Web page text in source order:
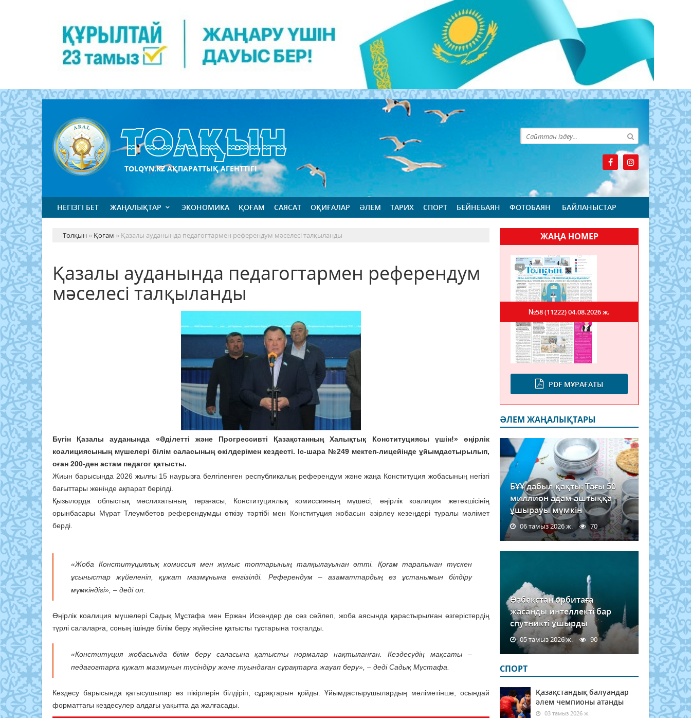
TOLQYN.KZ АҚПАРАТТЫҚ АГЕНТТІГІ
НЕГІЗГІ БЕТ ЖАҢАЛЫҚТАР ЭКОНОМИКА ҚОҒАМ САЯСАТ ОҚИҒАЛАР ӘЛЕМ ТАРИХ СПОРТ БЕЙНЕБАЯН ФОТОБАЯН БАЙЛАНЫСТАР
Толқын » Қоғам » Қазалы ауданында педагогтармен референдум мәселесі талқыланды
Қазалы ауданында педагогтармен референдум
мәселесі талқыланды
Бүгін Қазалы ауданында «Әділетті және Прогрессивті Қазақстанның Халықтық Конституциясы үшін!» өңірлік
коалициясының мүшелері білім саласының өкілдерімен кездесті. Іс-шара №249 мектеп-лицейінде ұйымдастырылып,
оған 200-ден астам педагог қатысты.
Жиын барысында 2026 жылғы 15 наурызға белгіленген республикалық референдум және жаңа Конституция жобасының негізгі
бағыттары жөнінде ақпарат берілді.
Қызылорда облыстық мәслихатының төрағасы, Конституциялық комиссияның мүшесі, өңірлік коалиция жетекшісінің
орынбасары Мұрат Тлеумбетов референдумды өткізу тәртібі мен Конституция жобасын әзірлеу кезеңдері туралы мәлімет
берді.
«Жоба Конституциялық комиссия мен жұмыс топтарының талқылауынан өтті. Қоғам тарапынан түскен
ұсыныстар жүйеленіп, құжат мазмұнына енгізілді. Референдум – азаматтардың өз ұстанымын білдіру
мүмкіндігі», – деді ол.
Өңірлік коалиция мүшелері Садық Мұстафа мен Ержан Искендер де сөз сөйлеп, жоба аясында қарастырылған өзгерістердің
түрлі салаларға, соның ішінде білім беру жүйесіне қатысты тұстарына тоқталды.
«Конституция жобасында білім беру саласына қатысты нормалар нақтыланған. Кездесудің мақсаты –
педагогтарға құжат мазмұнын түсіндіру және туындаған сұрақтарға жауап беру», – деді Садық Мұстафа.
Кездесу барысында қатысушылар өз пікірлерін білдіріп, сұрақтарын қойды. Ұйымдастырушылардың мәліметінше, осындай
форматтағы кездесулер алдағы уақытта да жалғасады.
ЖАҢА НОМЕР
PDF МҰРАҒАТЫ
№58 (11222)04.08.2026 ж.
ӘЛЕМ ЖАҢАЛЫҚТАРЫ
БҰҰ дабыл қақты: Тағы 50
миллион адам аштыққа
ұшырауы мүмкін
06 тамыз 2026 ж. 70
Өзбекстан орбитаға
жасанды интеллекті бар
спутникті ұшырды
05 тамыз 2026 ж. 90
СПОРТ
Қазақстандық балуандар
әлем чемпионы атанды
03 тамыз 2026 ж.